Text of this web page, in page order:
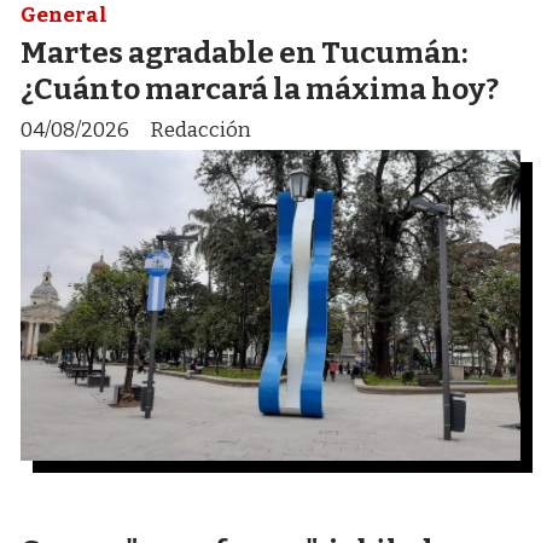
Martes agradable en Tucumán:
¿Cuánto marcará la máxima hoy?
Redacción
General
04/08/2026